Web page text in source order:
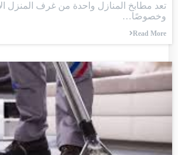
تعد مطابخ المنازل واحدة من غرف المنزل
وخصوصًا…
Read More